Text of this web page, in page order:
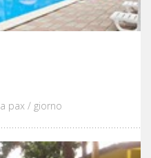
a pax / giorno